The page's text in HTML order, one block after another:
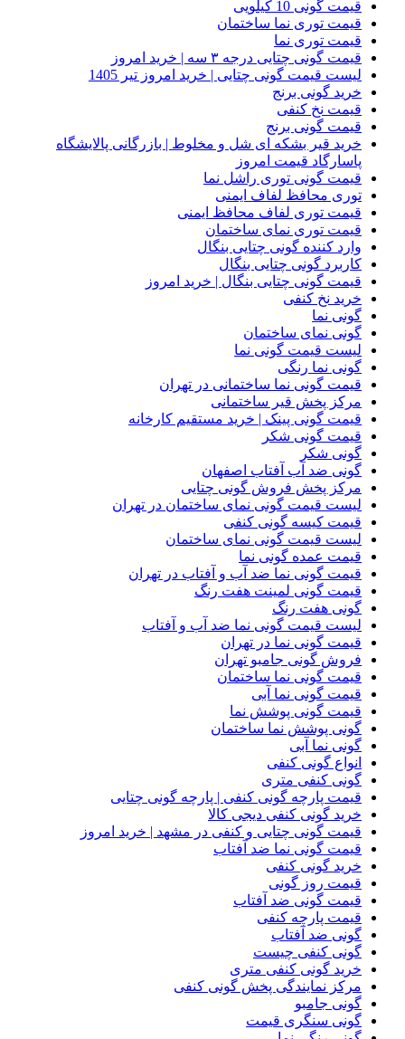
قیمت گونی 10 کیلویی
قیمت توری نما ساختمان
قیمت توری نما
قیمت گونی چتایی درجه ۳ سه | خرید امروز
لیست قیمت گونی چتایی | خرید امروز تیر 1405
خرید گونی برنج
قیمت نخ کنفی
قیمت گونی برنج
خرید قیر بشکه ای شل و مخلوط | بازرگانی پالایشگاه
پاسارگاد قیمت امروز
قیمت گونی توری راشل نما
توری محافظ لفاف ایمنی
قیمت توری لفاف محافظ ایمنی
قیمت توری نمای ساختمان
وارد کننده گونی چتایی بنگال
کاربرد گونی چتایی بنگال
قیمت گونی چتایی بنگال | خرید امروز
خرید نخ کنفی
گونی نما
گونی نمای ساختمان
لیست قیمت گونی نما
گونی نما رنگی
قیمت گونی نما ساختمانی در تهران
مرکز پخش قیر ساختمانی
قیمت گونی پینک | خرید مستقیم کارخانه
قیمت گونی شکر
گونی شکر
گونی ضد آب آفتاب اصفهان
مرکز پخش فروش گونی چتایی
لیست قیمت گونی نمای ساختمان در تهران
قیمت کیسه گونی کنفی
لیست قیمت گونی نمای ساختمان
قیمت عمده گونی نما
قیمت گونی نما ضد آب و آفتاب در تهران
قیمت گونی لمینت هفت رنگ
گونی هفت رنگ
لیست قیمت گونی نما ضد آب و آفتاب
قیمت گونی نما در تهران
فروش گونی جامبو تهران
قیمت گونی نما ساختمان
قیمت گونی نما آبی
قیمت گونی پوشش نما
گونی پوشش نما ساختمان
گونی نما آبی
انواع گونی کنفی
گونی کنفی متری
قیمت پارچه گونی کنفی | پارچه گونی چتایی
خرید گونی کنفی دیجی کالا
قیمت گونی چتایی و کنفی در مشهد | خرید امروز
قیمت گونی نما ضد آفتاب
خرید گونی کنفی
قیمت روز گونی
قیمت گونی ضد آفتاب
قیمت پارچه کنفی
گونی ضد آفتاب
گونی کنفی چیست
خرید گونی کنفی متری
مرکز نمایندگی پخش گونی کنفی
گونی جامبو
گونی سنگری قیمت